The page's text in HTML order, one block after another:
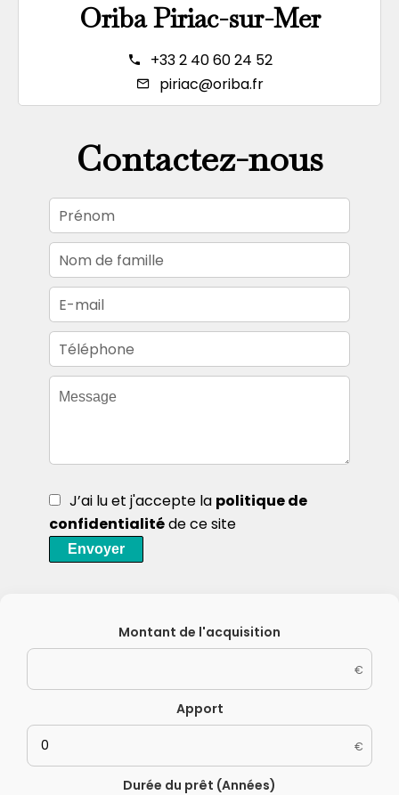
Oriba Piriac-sur-Mer
+33 2 40 60 24 52
piriac@oriba.fr
Contactez-nous
J’ai lu et j'accepte la politique de
confidentialitéde ce site
Envoyer
Montant de l'acquisition
€
Apport
€
Durée du prêt (Années)